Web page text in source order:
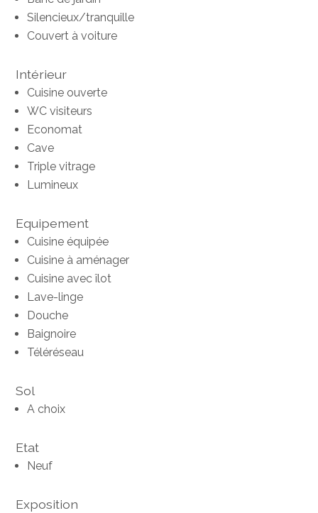
Silencieux/tranquille
Couvert à voiture
Intérieur
Cuisine ouverte
WC visiteurs
Economat
Cave
Triple vitrage
Lumineux
Equipement
Cuisine équipée
Cuisine à aménager
Cuisine avec îlot
Lave-linge
Douche
Baignoire
Téléréseau
Sol
A choix
Etat
Neuf
Exposition